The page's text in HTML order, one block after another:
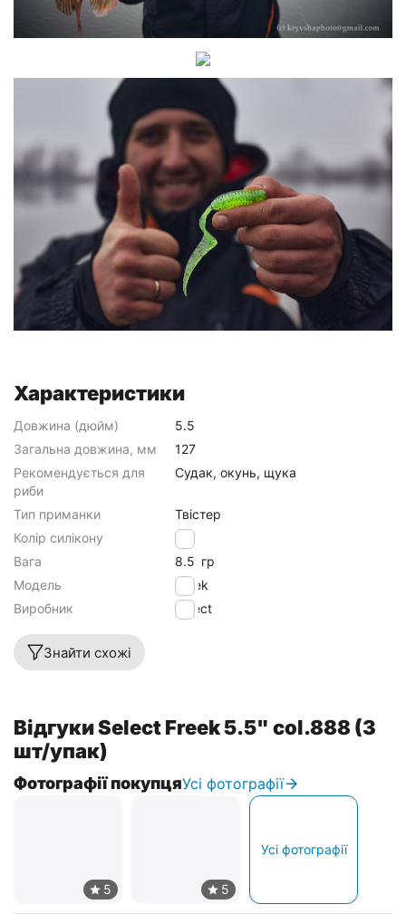
Характеристики
Довжина (дюйм)
5.5
Загальна довжина, мм
127
Рекомендується для
риби
Судак, окунь, щука
Тип приманки
Твістер
Колір силікону
888
Вага
8.5 гр
Модель
Freek
Виробник
Select
Знайти схожі
Відгуки Select Freek 5.5" col.888 (3
шт/упак)
Фотографії покупцяУсі фотографії
Усі фотографії